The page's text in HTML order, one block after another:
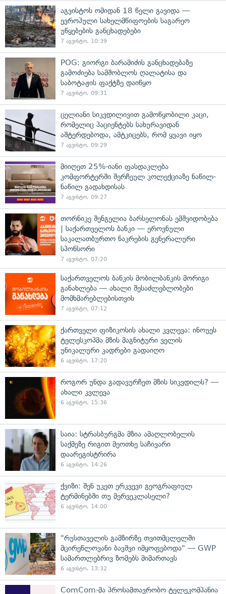
აგვისტოს ომიდან 18 წელი გავიდა —
ევროპული სახელმწიფოების საგარეო
უწყებების განცხადებები
7 აგვისტო, 10:39
POG: გიორგი ბარამიძის განცხადებაზე
გამოძიება სამშობლოს ღალატისა და
საბოტაჟის ფაქტზე დაიწყო
7 აგვისტო, 09:31
ცელიანი სიკვდილივით გამოწყობილი კაცი,
რომელიც პაციენტებს სახურავიდან
აშტერდებოდა, ამტკიცებს, რომ ყვავი იყო
7 აგვისტო, 09:29
მიიღეთ 25%-იანი ფასდაკლება
კომფორტერში შერჩეულ კოლექციაზე ნაწილ-
ნაწილ გადახდისას
7 აგვისტო, 09:27
თორნიკე შენგელია ბარსელონას ემშვიდობება
| საქართველოს ბანკი — ეროვნული
საკალათბურთო ნაკრების გენერალური
სპონსორი
7 აგვისტო, 07:20
საქართველოს ბანკის მობილბანკის მორიგი
განახლება — ახალი შესაძლებლობები
მომხმარებლებისთვის
7 აგვისტო, 07:12
ქართველი ფიზიკოსის ახალი კვლევა: ინოუეს
ტელესკოპმა მზის მაგნიტური ველის
უნიკალური კადრები გადაიღო
6 აგვისტო, 17:20
როგორ უნდა გადავურჩეთ მზის სიკვდილს? —
ახალი კვლევა
6 აგვისტო, 15:36
საია: სტრასბურგმა მზია ამაღლობელის
საქმეზე რიგით მეოთხე საჩივარი
დაარეგისტრირა
6 აგვისტო, 14:26
ქვიზი: შენ უკეთ ერკვევი გეოგრაფიულ
ტერმინებში თუ მერვეკლასელი?
6 აგვისტო, 14:00
"რუსთაველის გამზირზე თვითმცლელში
მცირეწლოვანი ბავშვი იმყოფებოდა" — GWP
სამართლებრივ ზომებს მიმართავს
6 აგვისტო, 13:32
ComCom-მა პროსამთავრობო ტელეკომპანია